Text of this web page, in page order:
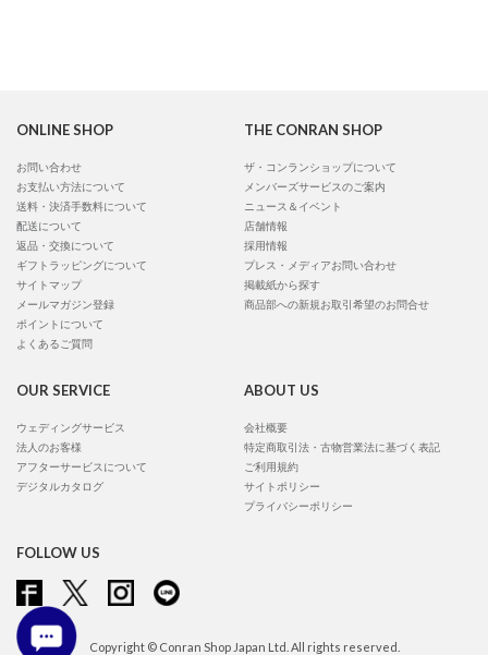
ONLINE SHOP
お問い合わせ
お支払い方法について
送料・決済手数料について
配送について
返品・交換について
ギフトラッピングについて
サイトマップ
メールマガジン登録
ポイントについて
よくあるご質問
THE CONRAN SHOP
ザ・コンランショップについて
メンバーズサービスのご案内
ニュース＆イベント
店舗情報
採用情報
プレス・メディアお問い合わせ
掲載紙から探す
商品部への新規お取引希望のお問合せ
OUR SERVICE
ウェディングサービス
法人のお客様
アフターサービスについて
デジタルカタログ
ABOUT US
会社概要
特定商取引法・古物営業法に基づく表記
ご利用規約
サイトポリシー
プライバシーポリシー
FOLLOW US
Copyright © Conran Shop Japan Ltd. All rights reserved.